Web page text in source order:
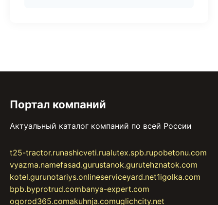
Портал компаний
Актуальный каталог компаний по всей России
t25-tractor.runashicveti.rualutex.spb.rupobetonu.com
vyazma.namefasad.gurustanok.gurutehznatok.com
kotel.gurunotariys.onlineserviceyard.net1igolka.com
bpb.byprotrud.combanya-expert.com
ogorod365.comakuhnja.comuglichcity.net